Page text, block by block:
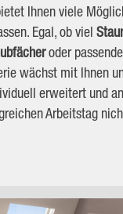
Ihnen viele
Egal, ob viel
oder passende
wächst mit Ihnen
erweitert und
Arbeitstag